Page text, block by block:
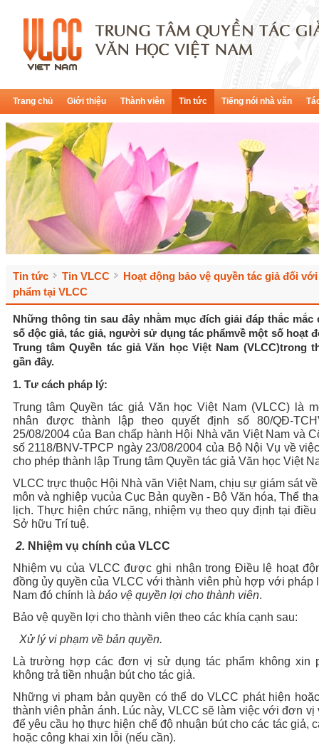
Trang chủ Giới thiệu Thành viên Tin tức Tiếng nói nhà văn
Tin tức Tin VLCC
Hoạt động bảo vệ quyền tác giả đối
phẩm tại VLCC
Những thông tin sau đây nhằm mục đích giải đáp thắc mắc
số độc giả, tác giả, người sử dụng tác phẩmvề một số hoạt
Trung tâm Quyền tác giả Văn học Việt Nam (VLCC)trong
gần đây.
1. Tư cách pháp lý:
Trung tâm Quyền tác giả Văn học Việt Nam (VLCC) là
nhân được thành lập theo quyết định số 80/QĐ-
25/08/2004 của Ban chấp hành Hội Nhà văn Việt Nam và
số 2118/BNV-TPCP ngày 23/08/2004 của Bộ Nội Vụ về
cho phép thành lập Trung tâm Quyền tác giả Văn học Việt
VLCC trực thuộc Hội Nhà văn Việt Nam, chịu sự giám sát
môn và nghiệp vụcủa Cục Bản quyền - Bộ Văn hóa, Thể
lịch. Thực hiện chức năng, nhiệm vụ theo quy định tại điều
Sở hữu Trí tuệ.
2. Nhiệm vụ chính của VLCC
Nhiệm vụ của VLCC được ghi nhận trong Điều lệ hoạt
đồng ủy quyền của VLCC với thành viên phù hợp với pháp
Nam đó chính là bảo vệ quyền lợi cho thành viên.
Bảo vệ quyền lợi cho thành viên theo các khía cạnh sau:
Xử lý vi phạm về bản quyền.
Là trường hợp các đơn vị sử dụng tác phẩm không xin
không trả tiền nhuận bút cho tác giả.
Những vi phạm bản quyền có thể do VLCC phát hiện
thành viên phản ánh. Lúc này, VLCC sẽ làm việc với đơn vị
để yêu cầu họ thực hiện chế độ nhuận bút cho các tác giả,
hoặc công khai xin lỗi (nếu cần).